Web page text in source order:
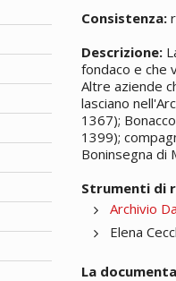
Consistenza:
Descrizione:
fondaco e che
Altre aziende
lasciano
1367);
1399);
Boninsegna di
Strumenti di
Archivio
Elena
La